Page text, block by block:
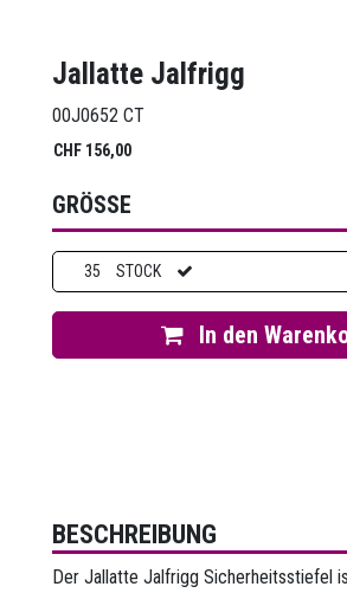
Jallatte Jalfrigg
00J0652 CT
CHF 156,00
GRÖSSE
35 STOCK
In den
BESCHREIBUNG
Der Jallatte Jalfrigg Sicherheitsstiefel